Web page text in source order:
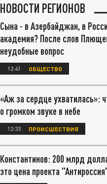
НОВОСТИ РЕГИОНОВ
Сына - в Азербайджан, в
академия? После слов
неудобные вопрос
12:41 ОБЩЕСТВО
«Аж за сердце ухватилась»:
о громком звуке в небе
12:33 ПРОИСШЕСТВИЯ
Константинов: 200 млрд
это цена проекта